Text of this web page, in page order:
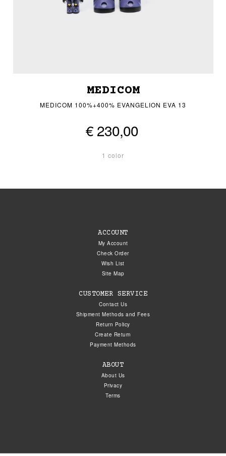
MEDICOM
MEDICOM 100%+400% EVANGELION EVA 13
€ 230,00
1 color
ACCOUNT
My Account
Check Order
Wish List
Site Map
CUSTOMER SERVICE
Contact Us
Shipment Methods and Fees
Return Policy
Create Return
Payment Methods
ABOUT
About Us
Privacy
Terms